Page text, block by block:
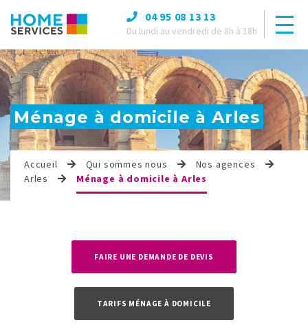
04 95 08 13 13
Du lundi au vendredi de 8h à 18h
Ménage à domicile à Arles
Accueil Qui sommes nous
Nos agences
Arles
Ménage à domicile à Arles
FAIRE UNE DEMANDE DE DEVIS
TARIFS MÉNAGE À DOMICILE